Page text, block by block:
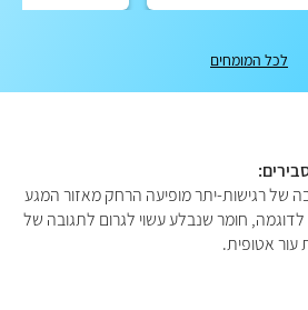
לכל המומחים
של רגישות-יתר מופיעה הרחק מאזור המגע
חומר שנבלע עשוי לגרום לתגובה של
אטופית.